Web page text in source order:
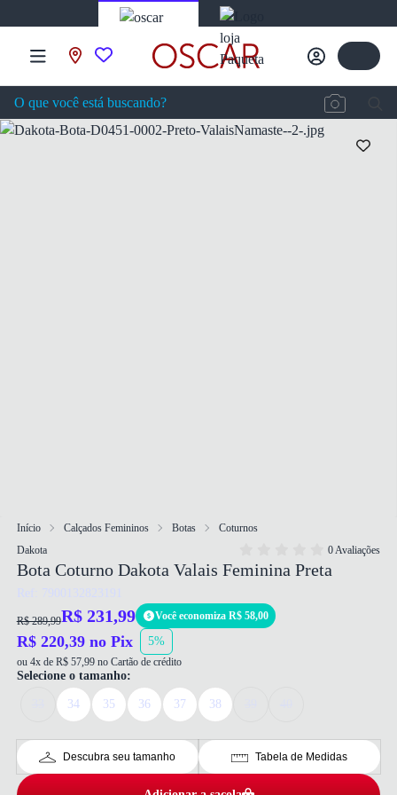
Início Calçados Femininos Botas
Coturnos
Dakota
0 Avaliações
Bota Coturno Dakota Valais Feminina Preta
Ref: 7900132823191
R$ 289,99R$ 231,99 Você economiza R$ 58,00
R$ 220,39 no Pix 5%
ou 4x de R$ 57,99 no Cartão de crédito
Selecione o tamanho:
34 35 36 37 38
Descubra seu tamanho Tabela de Medidas